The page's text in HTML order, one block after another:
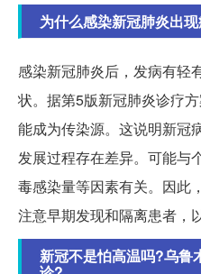
为什么感染新冠肺炎出
感染新冠肺炎后，发病有轻
状。据第5版新冠肺炎诊疗
能成为传染源。这说明新冠
发展过程存在差异。可能与
毒感染量等因素有关。因此
注意早期发现和隔离患者，
新冠不是怕高温吗?乌鲁